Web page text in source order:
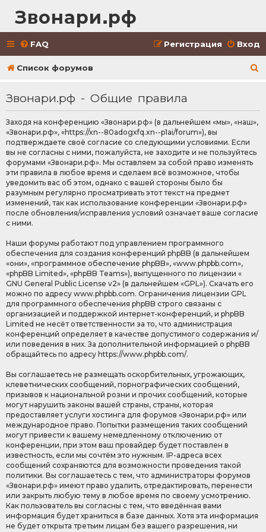
Звонари.рф
FAQ Вход
Регистрация
Список форумов
Звонари.рф - Общие правила
Заходя на конференцию «Звонари.рф» (в дальнейшем «мы», «наш»,
«Звонари.рф», «https://xn--80adogxfq.xn--p1ai/forum»), вы
подтверждаете своё согласие со следующими условиями. Если
вы не согласны с ними, пожалуйста, не заходите и не пользуйтесь
форумами «Звонари.рф». Мы оставляем за собой право изменять
эти правила в любое время и сделаем всё возможное, чтобы
уведомить вас об этом, однако с вашей стороны было бы
разумным регулярно просматривать этот текст на предмет
изменений, так как использование конференции «Звонари.рф»
после обновления/исправления условий означает ваше согласие
с ними.
Наши форумы работают под управлением программного
обеспечения для создания конференций phpBB (в дальнейшем
«они», «программное обеспечение phpBB», «www.phpbb.com»,
«phpBB Limited», «phpBB Teams»), выпущенного по лицензии «
GNU General Public License v2» (в дальнейшем «GPL»). Скачать его
можно по адресу www.phpbb.com. Ограничения лицензии GPL
для программного обеспечения phpBB строго связаны с
организацией и поддержкой интернет-конференций, и phpBB
Limited не несёт ответственности за то, что администрация
конференций определяет в качестве допустимого содержания и/
или поведения в них. За дополнительной информацией о phpBB
обращайтесь по адресу https://www.phpbb.com/.
Вы соглашаетесь не размещать оскорбительных, угрожающих,
клеветнических сообщений, порнографических сообщений,
призывов к национальной розни и прочих сообщений, которые
могут нарушить законы вашей страны, страны, которая
предоставляет услуги хостинга для форумов «Звонари.рф» или
международное право. Попытки размещения таких сообщений
могут привести к вашему немедленному отключению от
конференции, при этом ваш провайдер будет поставлен в
известность, если мы сочтём это нужным. IP-адреса всех
сообщений сохраняются для возможности проведения такой
политики. Вы соглашаетесь с тем, что администраторы форумов
«Звонари.рф» имеют право удалить, отредактировать, перенести
или закрыть любую тему в любое время по своему усмотрению.
Как пользователь вы согласны с тем, что введённая вами
информация будет храниться в базе данных. Хотя эта информация
не будет открыта третьим лицам без вашего разрешения, ни